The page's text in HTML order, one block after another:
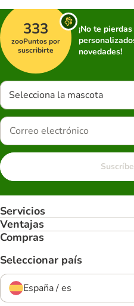
333
zooPuntos por
suscribirte
¡No te
novedades!
Selecciona la mascota
Servicios
Ventajas
Compras
Seleccionar país
España / es